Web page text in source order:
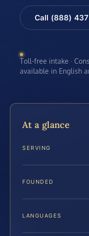
Call (888)
Toll-free intake ·
available in English
At a glance
SERVING
FOUNDED
LANGUAGES